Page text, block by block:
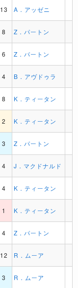
13 A．アッゼニ
8 Z．パートン
6 Z．パートン
4 B．アヴドゥラ
8 K．ティータン
2 K．ティータン
3 Z．パートン
4 J．マクドナルド
4 K．ティータン
1 K．ティータン
4 Z．パートン
12 R．ムーア
3 R．ムーア